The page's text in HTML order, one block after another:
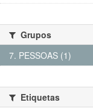
Grupos
7. PESSOAS (1)
Etiquetas